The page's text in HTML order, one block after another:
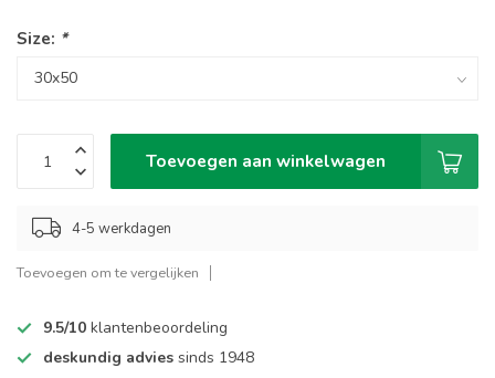
Size: *
Toevoegen aan winkelwagen
4-5 werkdagen
Toevoegen om te vergelijken
9.5/10 klantenbeoordeling
deskundig advies sinds 1948